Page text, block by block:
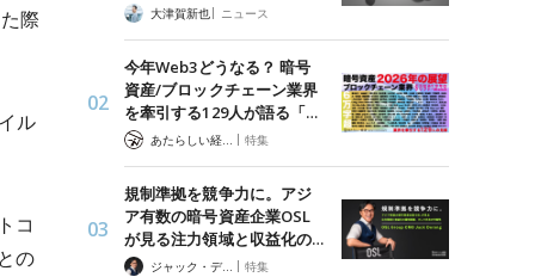
際
ル
コ
の
大津賀新也| ニュース
今年Web3どうなる？ 暗号
資産/ブロックチェーン業界
を牽引する129人が語る「…
| 特集
規制準拠を競争力に。アジ
ア有数の暗号資産企業OSL
が見る注力領域と収益化の…
ジャック・デロン（Jack Derong） | 特集